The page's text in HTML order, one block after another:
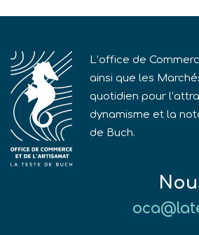
L’office de
ainsi que les
quotidien pour
dynamisme et la
de Buch.